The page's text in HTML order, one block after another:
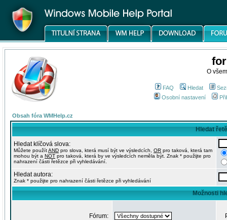
O
FAQ Hledat
Osobní nastavení
Obsah fóra WMHelp.cz
Hledat
Hledat klíčová slova:
Můžete použítAND pro slova, která musí být ve výsledcích, OR pro taková, která tam
mohou být a NOT pro taková, která by ve výsledcích neměla být. Znak * použijte pro
nahrazení části řetězce při vyhledávání.
Hledat autora:
Znak * použijte pro nahrazení části řetězce při vyhledávání
Možnosti
Fórum: